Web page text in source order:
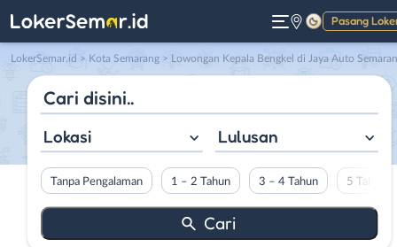
Pasang
Gelap
LokerSemar.id > Kota Semarang > Lowongan Kepala Bengkel di Jaya Auto
Lokasi Lulusan
Tanpa Pengalaman 1 – 2 Tahun 3 – 4 Tahun 5 Tahun